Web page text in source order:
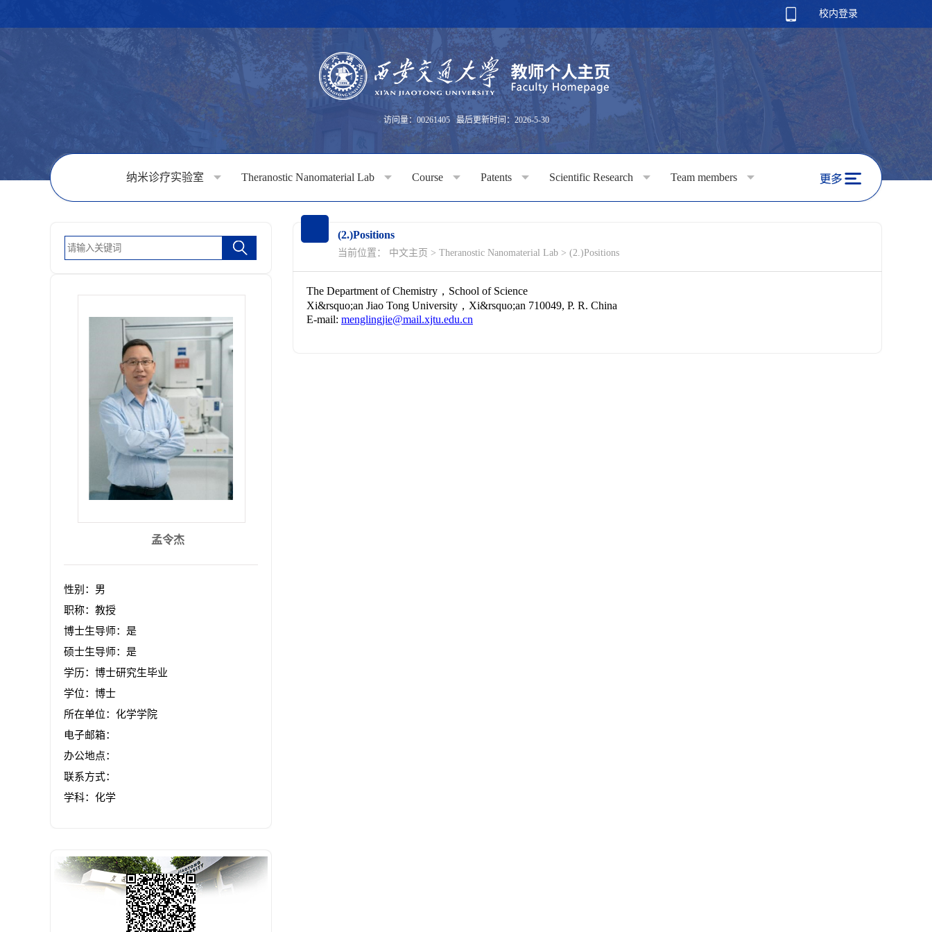
校内登录
访问量：00261405 最后更新时间： 2026-5-30
纳米诊疗实验室 Theranostic Nanomaterial Lab Course Patents Scientific Research Team members
孟令杰
性别：男
职称：教授
博士生导师：是
硕士生导师：是
学历：博士研究生毕业
学位：博士
所在单位：化学学院
电子邮箱：
办公地点：
联系方式：
学科：化学
(2.)Positions
当前位置： 中文主页 > Theranostic Nanomaterial Lab > (2.)Positions